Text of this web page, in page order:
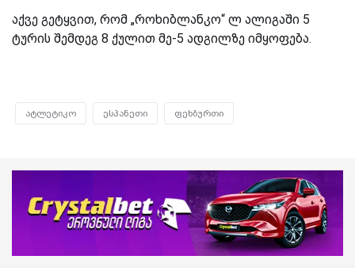
აქვე გეტყვით, რომ „როხიბლანკო“ ლ ალიგაში 5
ტურის შემდეგ 8 ქულით მე-5 ადგილზე იმყოფება.
ატლეტიკო ესპანეთი ფეხბურთი